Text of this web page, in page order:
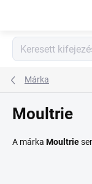
tartalomhoz
Márka
Moultrie
A márka Moultrie